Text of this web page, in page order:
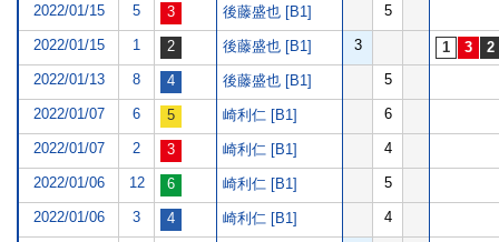
2022/01/15 5 後藤盛也 [B1] 5
2022/01/15 1 後藤盛也 [B1] 3
2022/01/13 8 後藤盛也 [B1] 5
2022/01/07 6 崎利仁 [B1] 6
2022/01/07 2 崎利仁 [B1] 4
2022/01/06 12 崎利仁 [B1] 5
2022/01/06 3 崎利仁 [B1] 4